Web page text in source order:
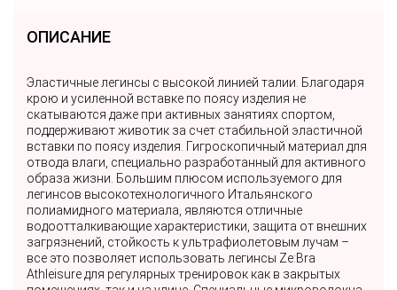
ОПИСАНИЕ
Эластичные легинсы с высокой линией талии. Благодаря
крою и усиленной вставке по поясу изделия не
скатываются даже при активных занятиях спортом,
поддерживают животик за счет стабильной эластичной
вставки по поясу изделия. Гигроскопичный материал для
отвода влаги, специально разработанный для активного
образа жизни. Большим плюсом используемого для
легинсов высокотехнологичного Итальянского
полиамидного материала, являются отличные
водоотталкивающие характеристики, защита от внешних
загрязнений, стойкость к ультрафиолетовым лучам –
все это позволяет использовать легинсы Ze:Bra
Athleisure для регулярных тренировок как в закрытых